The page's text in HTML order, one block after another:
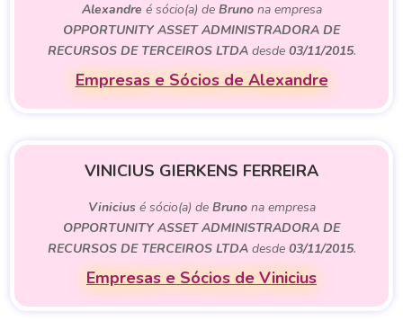
Alexandre é sócio(a) de Brunona empresa
OPPORTUNITY ASSET ADMINISTRADORA DE
RECURSOS DE TERCEIROS LTDAdesde 03/11/2015.
Empresas e Sócios de Alexandre
VINICIUS GIERKENS FERREIRA
Viniciusé sócio(a) de Brunona empresa
OPPORTUNITY ASSET ADMINISTRADORA DE
RECURSOS DE TERCEIROS LTDAdesde 03/11/2015.
Empresas e Sócios de Vinicius